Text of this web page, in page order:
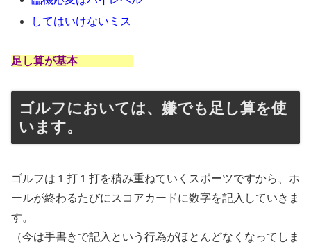
してはいけないミス
足し算が基本
ゴルフにおいては、嫌でも足し算を使
います。
ゴルフは１打１打を積み重ねていくスポーツですから、ホ
ールが終わるたびにスコアカードに数字を記入していきま
す。
（今は手書きで記入という行為がほとんどなくなってしま